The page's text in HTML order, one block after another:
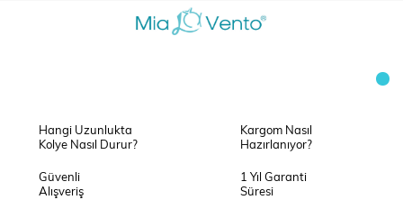
Hangi Uzunlukta
Kolye Nasıl Durur?
Kargom Nasıl
Hazırlanıyor?
Güvenli
Alışveriş
1 Yıl Garanti
Süresi